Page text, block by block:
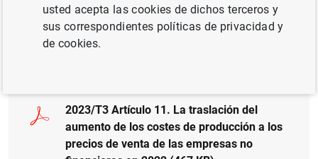
2023/T3 Artículo 11. La traslación del
aumento de los costes de producción a los
precios de venta de las empresas no
usted acepta las cookies de dichos terceros y
sus correspondientes políticas de privacidad y
de cookies.